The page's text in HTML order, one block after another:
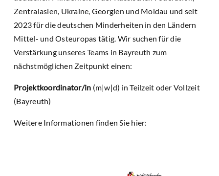
Zentralasien, Ukraine, Georgien und Moldau und seit
2023 für die deutschen Minderheiten in den Ländern
Mittel- und Osteuropas tätig. Wir suchen für die
Verstärkung unseres Teams in Bayreuth zum
nächstmöglichen Zeitpunkt einen:
Projektkoordinator/in (m|w|d) in Teilzeit oder Vollzeit
(Bayreuth)
Weitere Informationen finden Sie hier: